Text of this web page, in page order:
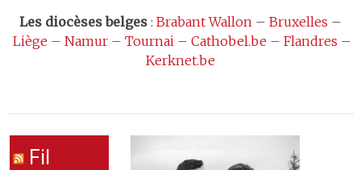
Les diocèses belges: Brabant Wallon– Bruxelles –
Liège – Namur– Tournai– Cathobel.be – Flandres –
Kerknet.be
Fil